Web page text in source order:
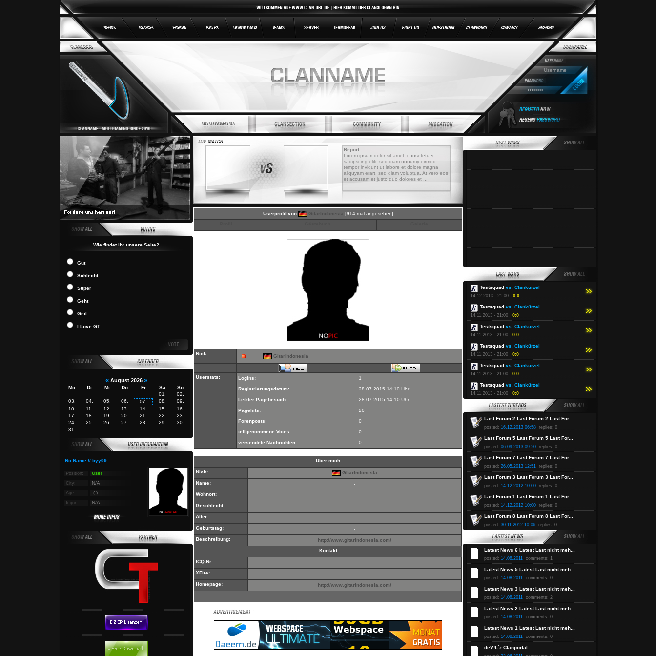
Wie findet ihr unsere Seite?
Gut
Schlecht
Super
Geht
Geil
I Love GT
« August 2026 »
Mo Di Mi Do Fr Sa
So
01.
02.
03.
04. 05. 06. 07. 08.
09.
10.
11. 12. 13. 14. 15.
16.
17.
18. 19. 20. 21. 22.
23.
24.
25. 26. 27. 28. 29.
30.
31.
No Name // byy09..
Position: User
City: N/A
Age: (-)
Icqnr: N/A
Report:
Lorem ipsum dolor sit amet, consetetuer
sadipscing elitr, sed diam nonumy eirmod
tempor invidunt ut labore et dolore magna
aliquyam erart, sed diam voluptua. At vero eos
et accusam et justo duo dolores et ...
Userprofil von GitarIndonesia [914 mal angesehen]
Nick: GitarIndonesia
Userstats: Logins:
1
Registrierungsdatum:
28.07.2015 14:10 Uhr
Letzter Pagebesuch:
28.07.2015 14:10 Uhr
Pagehits:
20
Forenposts:
0
teilgenommene Votes:
0
versendete Nachrichten:
0
Über mich
Nick:
GitarIndonesia
Name:
-
Wohnort:
Geschlecht:
-
Alter:
-
Geburtstag:
-
Beschreibung:
http://www.gitarindonesia.com/
Kontakt
ICQ-Nr.:
-
XFire:
-
Homepage:
http://www.gitarindonesia.com/
Testsquad vs. Clankürzel
14.12.2013 - 21:00 0:0
Testsquad vs. Clankürzel
14.11.2013 - 21:00 0:0
Testsquad vs. Clankürzel
14.11.2013 - 21:00 0:0
Testsquad vs. Clankürzel
14.11.2013 - 21:00 0:0
Testsquad vs. Clankürzel
14.11.2013 - 21:00 0:0
Testsquad vs. Clankürzel
14.11.2013 - 21:00 0:0
Last Forum 2 Last Forum 2 Last For...
posted: 16.12.2013 06:58 replies: 0
Last Forum 5 Last Forum 5 Last For...
posted: 06.09.2013 09:20 replies: 0
Last Forum 7 Last Forum 7 Last For...
posted: 26.05.2013 12:51 replies: 0
Last Forum 3 Last Forum 3 Last For...
posted: 14.12.2012 10:00 replies: 0
Last Forum 1 Last Forum 1 Last For...
posted: 14.12.2012 10:00 replies: 0
Last Forum 8 Last Forum 8 Last For...
posted: 30.11.2012 10:06 replies: 0
Latest News 6 Latest Last nicht meh...
posted: 14.08.2011 comments: 1
Latest News 5 Latest Last nicht meh...
posted: 14.08.2011 comments: 0
Latest News 3 Latest Last nicht meh...
posted: 14.08.2011 comments: 2
Latest News 2 Latest Last nicht meh...
posted: 14.08.2011 comments: 0
Latest News 1 Latest Last nicht meh...
posted: 14.08.2011 comments: 0
deV!L`z Clanportal